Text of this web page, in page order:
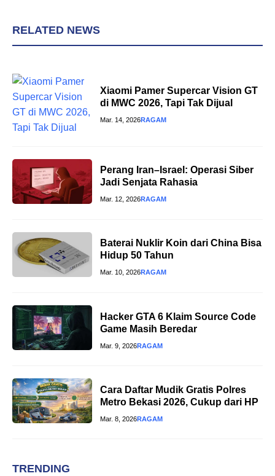
RELATED NEWS
Xiaomi Pamer Supercar Vision GT
di MWC 2026, Tapi Tak Dijual
Mar. 14, 2026RAGAM
Perang Iran–Israel: Operasi Siber
Jadi Senjata Rahasia
Mar. 12, 2026RAGAM
Baterai Nuklir Koin dari China Bisa
Hidup 50 Tahun
Mar. 10, 2026RAGAM
Hacker GTA 6 Klaim Source Code
Game Masih Beredar
Mar. 9, 2026RAGAM
Cara Daftar Mudik Gratis Polres
Metro Bekasi 2026, Cukup dari HP
Mar. 8, 2026RAGAM
TRENDING